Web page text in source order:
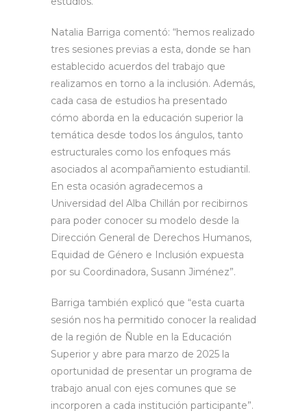
Natalia Barriga comentó: “hemos realizado
tres sesiones previas a esta, donde se han
establecido acuerdos del trabajo que
realizamos en torno a la inclusión. Además,
cada casa de estudios ha presentado
cómo aborda en la educación superior la
temática desde todos los ángulos, tanto
estructurales como los enfoques más
asociados al acompañamiento estudiantil.
En esta ocasión agradecemos a
Universidad del Alba Chillán por recibirnos
para poder conocer su modelo desde la
Dirección General de Derechos Humanos,
Equidad de Género e Inclusión expuesta
por su Coordinadora, Susann Jiménez”.
Barriga también explicó que “esta cuarta
sesión nos ha permitido conocer la realidad
de la región de Ñuble en la Educación
Superior y abre para marzo de 2025 la
oportunidad de presentar un programa de
trabajo anual con ejes comunes que se
incorporen a cada institución participante”.